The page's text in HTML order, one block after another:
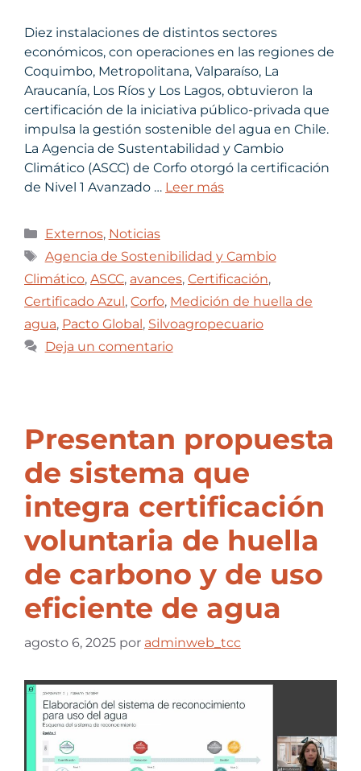
Diez instalaciones de distintos sectores
económicos, con operaciones en las regiones de
Coquimbo, Metropolitana, Valparaíso, La
Araucanía, Los Ríos y Los Lagos, obtuvieron la
certificación de la iniciativa público-privada que
impulsa la gestión sostenible del agua en Chile.
La Agencia de Sustentabilidad y Cambio
Climático (ASCC) de Corfo otorgó la certificación
de Nivel 1 Avanzado … Leer más
Externos, Noticias
Agencia de Sostenibilidad y Cambio
Climático, ASCC, avances, Certificación,
Certificado Azul, Corfo, Medición de huella de
agua, Pacto Global, Silvoagropecuario
Deja un comentario
Presentan propuesta
de sistema que
integra certificación
voluntaria de huella
de carbono y de uso
eficiente de agua
agosto 6, 2025 por adminweb_tcc